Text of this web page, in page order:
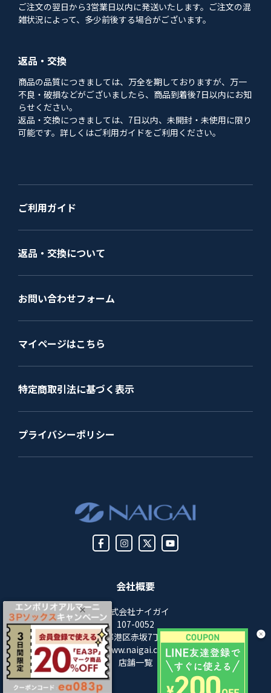
会社概要
株式会社ナイガイ
107-0052
東京都港区赤坂7丁目8-5
https://www.naigai.co.jp/corp/
店舗一覧
ご注文の翌日から3営業日以内に発送いたします。ご注文の混
雑状況によって、多少前後する場合がございます。
返品・交換
商品の品質につきましては、万全を期しておりますが、万一
不良・破損などがございましたら、商品到着後7日以内にお知
らせください。
返品・交換につきましては、7日以内、未開封・未使用に限り
可能です。詳しくはご利用ガイドをご利用ください。
ご利用ガイド
返品・交換について
お問い合わせフォーム
マイページはこちら
特定商取引法に基づく表示
プライバシーポリシー